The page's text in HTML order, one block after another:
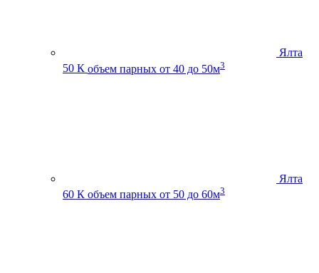
Ялта
50 К объем парных от 40 до 50м3
Ялта
60 К объем парных от 50 до 60м3